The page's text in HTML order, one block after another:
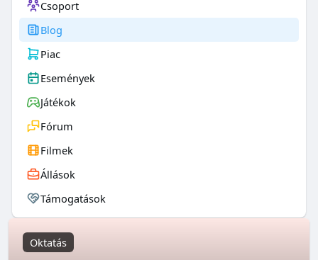
Csoport
Blog
Piac
Események
Játékok
Fórum
Filmek
Állások
Támogatások
Oktatás